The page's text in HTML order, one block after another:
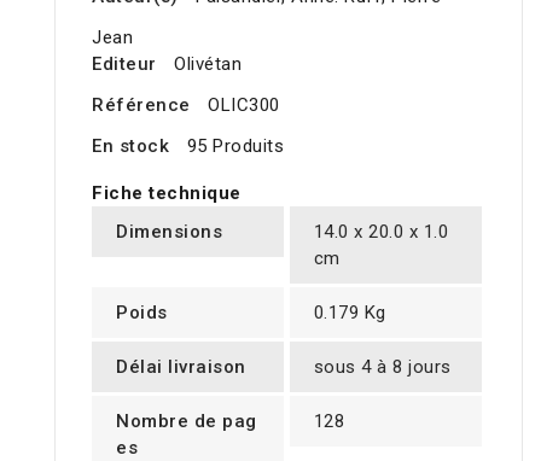
Jean
Editeur
Olivétan
Référence
OLIC300
En stock
95 Produits
Fiche technique
Dimensions
14.0 x 20.0 x 1.0
cm
Poids 0.179 Kg
Délai livraison sous 4 à 8 jours
Nombre de pag
es
128